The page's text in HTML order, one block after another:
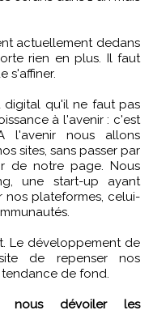
actuellement dedans
rien en plus. Il faut
s'affiner.
qu'il ne faut pas
à l'avenir : c'est
l'avenir nous allons
sites, sans passer par
de notre page. Nous
une start-up ayant
nos plateformes, celui-
Le développement de
de repenser nos
de fond.
nous dévoiler les